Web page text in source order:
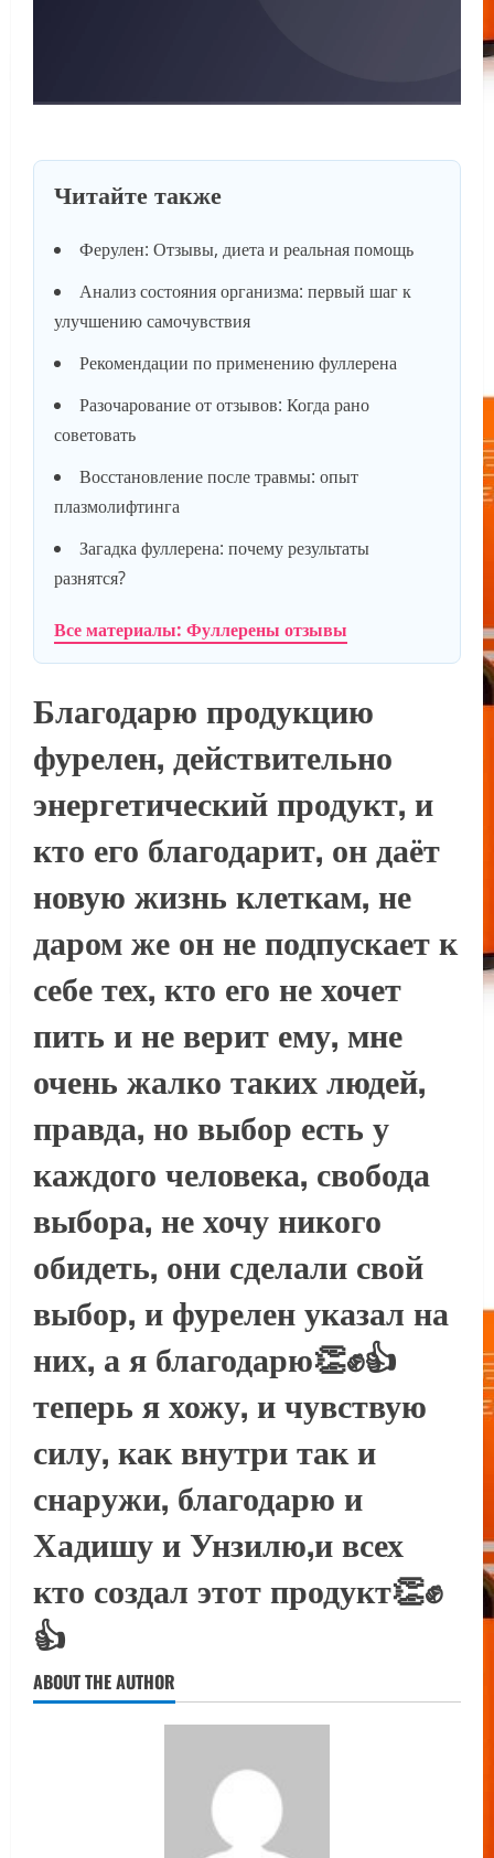
Читайте также
Ферулен: Отзывы, диета и реальная помощь
Анализ состояния организма: первый шаг к
улучшению самочувствия
Рекомендации по применению фуллерена
Разочарование от отзывов: Когда рано
советовать
Восстановление после травмы: опыт
плазмолифтинга
Загадка фуллерена: почему результаты
разнятся?
Все материалы: Фуллерены отзывы
Благодарю продукцию
фурелен, действительно
энергетический продукт, и
кто его благодарит, он даёт
новую жизнь клеткам, не
даром же он не подпускает к
себе тех, кто его не хочет
пить и не верит ему, мне
очень жалко таких людей,
правда, но выбор есть у
каждого человека, свобода
выбора, не хочу никого
обидеть, они сделали свой
выбор, и фурелен указал на
них, а я благодарю👏✊👍
теперь я хожу, и чувствую
силу, как внутри так и
снаружи, благодарю и
Хадишу и Унзилю,и всех
кто создал этот продукт👏✊
👍
ABOUT THE AUTHOR